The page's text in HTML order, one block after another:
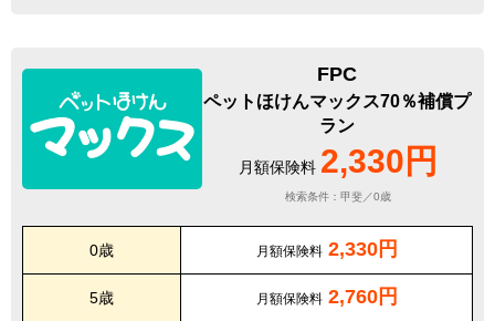
FPC
ペットほけんマックス70％補償プ
ラン
月額保険料 2,330円
検索条件：甲斐／0歳
0歳 月額保険料 2,330円
5歳 月額保険料 2,760円